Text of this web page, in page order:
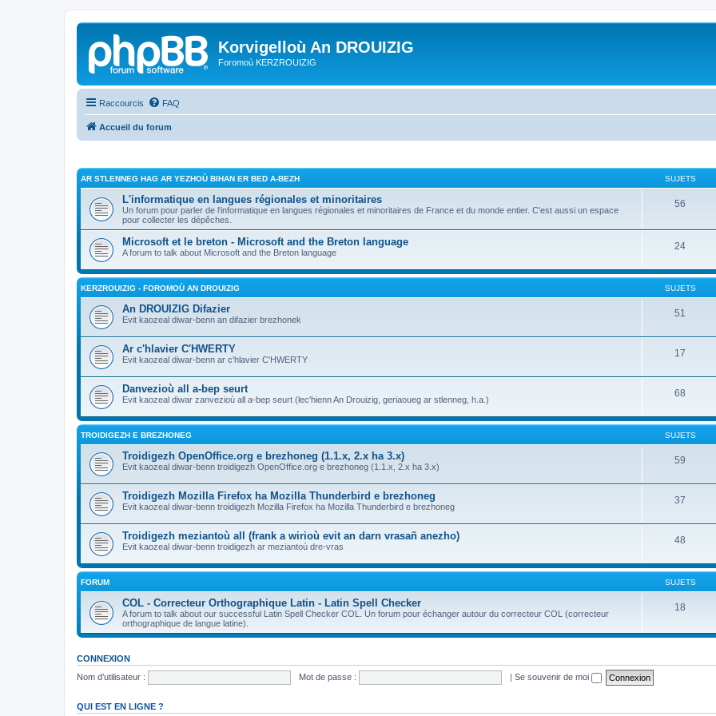
Korvigelloù An DROUIZIG
Foromoù KERZROUIZIG
Raccourcis FAQ
Accueil du forum
AR STLENNEG HAG AR YEZHOÙ BIHAN ER BED A-BEZH SUJETS
L'informatique en langues régionales et minoritaires
Un forum pour parler de l'informatique en langues régionales et minoritaires de France et du monde entier. C'est aussi un espace
pour collecter les dépêches.
56
Microsoft et le breton - Microsoft and the Breton language
A forum to talk about Microsoft and the Breton language
24
KERZROUIZIG - FOROMOÙ AN DROUIZIG SUJETS
An DROUIZIG Difazier
Evit kaozeal diwar-benn an difazier brezhonek
51
Ar c'hlavier C'HWERTY
Evit kaozeal diwar-benn ar c'hlavier C'HWERTY
17
Danvezioù all a-bep seurt
Evit kaozeal diwar zanvezioù all a-bep seurt (lec'hienn An Drouizig, geriaoueg ar stlenneg, h.a.)
68
TROIDIGEZH E BREZHONEG SUJETS
Troidigezh OpenOffice.org e brezhoneg (1.1.x, 2.x ha 3.x)
Evit kaozeal diwar-benn troidigezh OpenOffice.org e brezhoneg (1.1.x, 2.x ha 3.x)
59
Troidigezh Mozilla Firefox ha Mozilla Thunderbird e brezhoneg
Evit kaozeal diwar-benn troidigezh Mozilla Firefox ha Mozilla Thunderbird e brezhoneg
37
Troidigezh meziantoù all (frank a wirioù evit an darn vrasañ anezho)
Evit kaozeal diwar-benn troidigezh ar meziantoù dre-vras
48
FORUM SUJETS
COL - Correcteur Orthographique Latin - Latin Spell Checker
A forum to talk about our successful Latin Spell Checker COL. Un forum pour échanger autour du correcteur COL (correcteur
orthographique de langue latine).
18
CONNEXION
Nom d’utilisateur :
Mot de passe : | Se souvenir de moi
QUI EST EN LIGNE ?